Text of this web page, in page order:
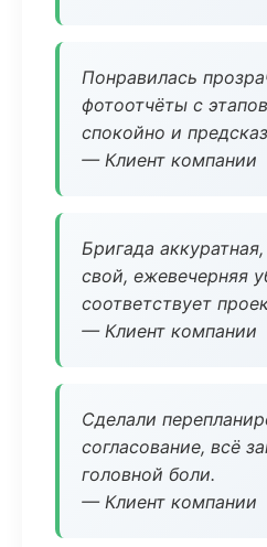
Понравилась
фотоотчёты с
спокойно и
— Клиент компании
Бригада
свой, ежевечерняя
соответствует
— Клиент компании
Сделали
согласование, всё
головной боли.
— Клиент компании